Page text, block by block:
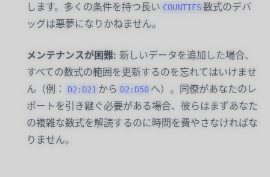
します。多くの条件を持つ長い COUNTIFS 数式のデバ
ッグは悪夢になりかねません。
メンテナンスが困難: 新しいデータを追加した場合、
すべての数式の範囲を更新するのを忘れてはいけませ
ん（例：
D2:D21 から D2:D50 へ）。同僚があなたのレ
ポートを引き継ぐ必要がある場合、彼らはまずあなた
の複雑な数式を解読するのに時間を費やさなければな
りません。